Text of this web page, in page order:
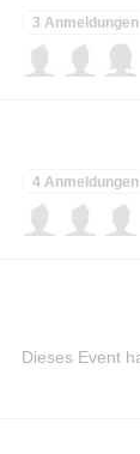
3 Anmeldungen
4 Anmeldungen
Dieses Event